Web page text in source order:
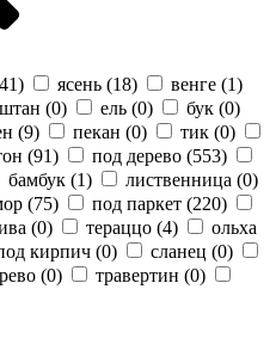
) ясень (18) венге (1)
(0) ель (0) бук (0)
(9) пекан (0) тик (0)
(91) под дерево (553)
бамбук (1) лиственница (0)
(75) под паркет (220)
(0) тераццо (4)
ольха
кирпич (0) сланец (0)
(0) травертин (0)